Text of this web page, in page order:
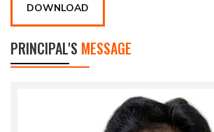
DOWNLOAD
PRINCIPAL'S MESSAGE